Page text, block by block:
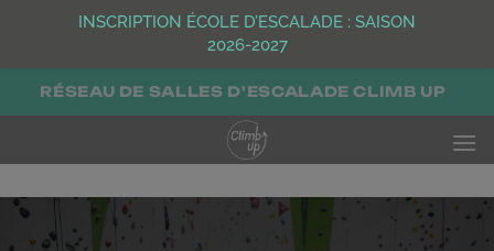
PasserRÉSEAU DE SALLES D'ESCALADE CLIMB UP
INSCRIPTION ÉCOLE D’ESCALADE : SAISON
2026-2027